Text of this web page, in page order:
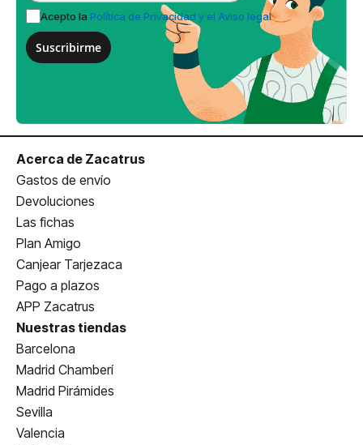
Acepto la Política de Privacidad y el Aviso legal
Suscribirme
Acerca de Zacatrus
Gastos de envío
Devoluciones
Las fichas
Plan Amigo
Canjear Tarjezaca
Pago a plazos
APP Zacatrus
Nuestras tiendas
Barcelona
Madrid Chamberí
Madrid Pirámides
Sevilla
Valencia